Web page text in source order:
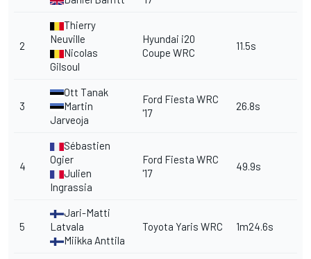
2
Thierry
Neuville
Nicolas
Gilsoul
Hyundai i20
Coupe WRC
11.5s
3
Ott Tanak
Martin
Jarveoja
Ford Fiesta WRC
'17
26.8s
4
Sébastien
Ogier
Julien
Ingrassia
Ford Fiesta WRC
'17
49.9s
5
Jari-Matti
Latvala
Miikka Anttila
Toyota Yaris WRC 1m24.6s